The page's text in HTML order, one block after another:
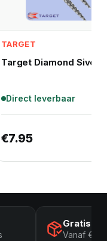
selecteren
TARGET
Target Diamond Siver
Direct leverbaar
€7.95
Gratis
Vanaf €